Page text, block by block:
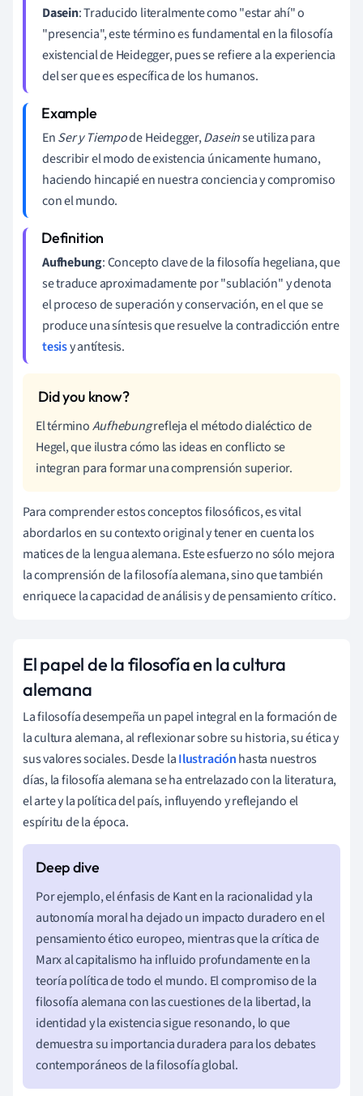
Dasein: Traducido literalmente como "estar ahí" o
"presencia", este término es fundamental en la filosofía
existencial de Heidegger, pues se refiere a la experiencia
del ser que es específica de los humanos.
EnSer y Tiempode Heidegger,Daseinse utiliza para
describir el modo de existencia únicamente humano,
haciendo hincapié en nuestra conciencia y compromiso
con el mundo.
Aufhebung: Concepto clave de la filosofía hegeliana, que
se traduce aproximadamente por "sublación" y denota
el proceso de superación y conservación, en el que se
produce una síntesis que resuelve la contradicción entre
tesisy antítesis.
El términoAufhebungrefleja el método dialéctico de
Hegel, que ilustra cómo las ideas en conflicto se
integran para formar una comprensión superior.
Para comprender estos conceptos filosóficos, es vital
abordarlos en su contexto original y tener en cuenta los
matices de la lengua alemana. Este esfuerzo no sólo mejora
la comprensión de la filosofía alemana, sino que también
enriquece la capacidad de análisis y de pensamiento crítico.
El papel de la filosofía en la cultura
alemana
La filosofía desempeña un papel integral en la formación de
la cultura alemana, al reflexionar sobre su historia, su ética y
sus valores sociales. Desde laIlustraciónhasta nuestros
días, la filosofía alemana se ha entrelazado con la literatura,
el arte y la política del país, influyendo y reflejando el
espíritu de la época.
Por ejemplo, el énfasis de Kant en la racionalidad y la
autonomía moral ha dejado un impacto duradero en el
pensamiento ético europeo, mientras que la crítica de
Marx al capitalismo ha influido profundamente en la
teoría política de todo el mundo. El compromiso de la
filosofía alemana con las cuestiones de la libertad, la
identidad y la existencia sigue resonando, lo que
demuestra su importancia duradera para los debates
contemporáneos de la filosofía global.